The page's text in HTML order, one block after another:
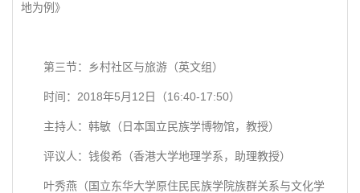
地为例》
第三节：乡村社区与旅游（英文组）
时间：2018年5月12日（16:40-17:50）
主持人：韩敏（日本国立民族学博物馆，教授）
评议人：钱俊希（香港大学地理学系，助理教授）
叶秀燕（国立东华大学原住民民族学院族群关系与文化学